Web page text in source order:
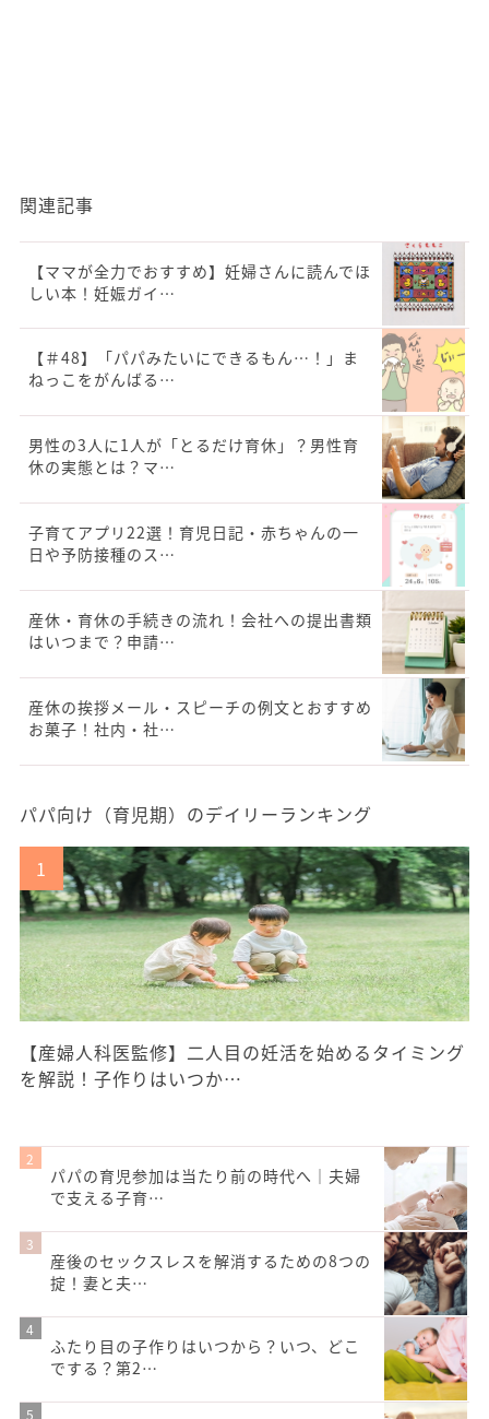
関連記事
【ママが全力でおすすめ】妊婦さんに読んでほ
しい本！妊娠ガイ…
【＃48】「パパみたいにできるもん…！」ま
ねっこをがんばる…
男性の3人に1人が「とるだけ育休」？男性育
休の実態とは？マ…
子育てアプリ22選！育児日記・赤ちゃんの一
日や予防接種のス…
産休・育休の手続きの流れ！会社への提出書類
はいつまで？申請…
産休の挨拶メール・スピーチの例文とおすすめ
お菓子！社内・社…
パパ向け（育児期）のデイリーランキング
【産婦人科医監修】二人目の妊活を始めるタイミング
を解説！子作りはいつか…
パパの育児参加は当たり前の時代へ｜夫婦
で支える子育…
産後のセックスレスを解消するための8つの
掟！妻と夫…
ふたり目の子作りはいつから？いつ、どこ
でする？第2…